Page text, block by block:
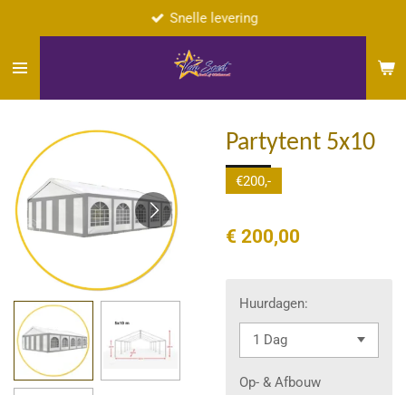
naar
Snelle levering
Partytent 5x10
€200,-
€ 200,00
Huurdagen:
Op- & Afbouw